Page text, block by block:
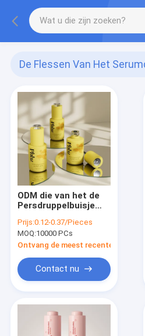
De Flessen Van Het
ODM die van het de
Persdruppelbuisje
Roterende Materiaal
van het het
SerumFlessenglas
verpakken
Prijs:0.12-0.37/Pieces
MOQ:10000 PCs
Ontvang de meest recente Prijs
Contact nu